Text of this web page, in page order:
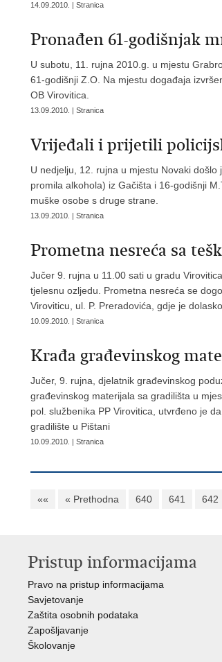
14.09.2010. | Stranica
Pronađen 61-godišnjak
U subotu, 11. rujna 2010.g. u mjestu
61-godišnji Z.O. Na mjestu događaja
OB Virovitica.
13.09.2010. | Stranica
Vrijeđali i prijetili
U nedjelju, 12. rujna u mjestu Novaki
promila alkohola) iz Gačišta i 16-godišnji
muške osobe s druge strane.
13.09.2010. | Stranica
Prometna nesreća sa
Jučer 9. rujna u 11.00 sati u gradu
tjelesnu ozljedu. Prometna nesreća se
Viroviticu, ul. P. Preradovića, gdje je
10.09.2010. | Stranica
Krađa građevinskog
Jučer, 9. rujna, djelatnik građevinskog
građevinskog materijala sa gradilišta u
pol. službenika PP Virovitica, utvrđeno je
gradilište u Pištani
10.09.2010. | Stranica
«« « Prethodna 640 641 642
Pristup informacijama
Pravo na pristup informacijama
Savjetovanje
Zaštita osobnih podataka
Zapošljavanje
Školovanje